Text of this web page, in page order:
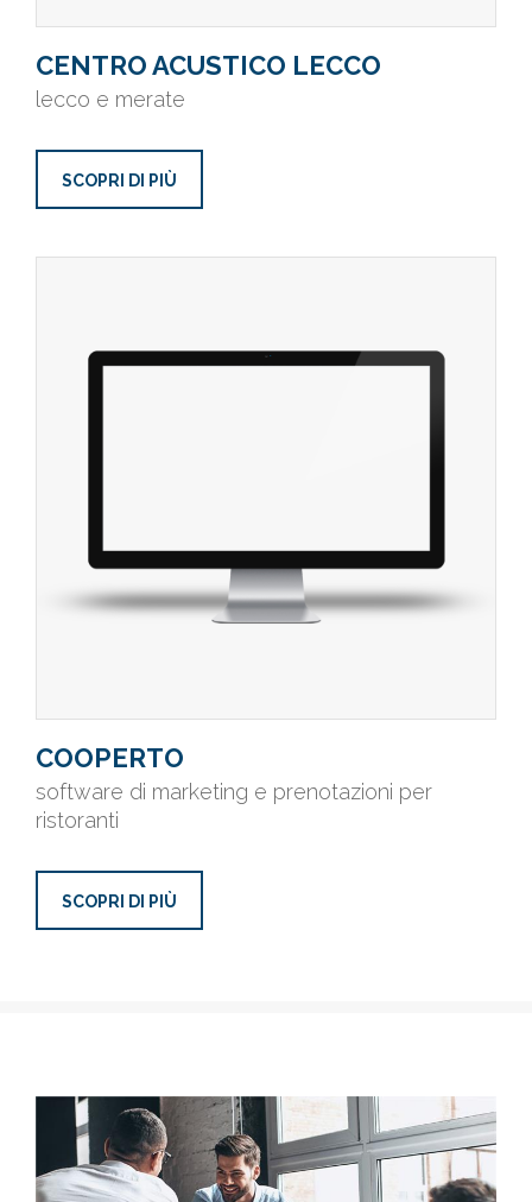
CENTRO ACUSTICO LECCO
lecco e merate
SCOPRI DI PIÙ
COOPERTO
software di marketing e prenotazioni per
ristoranti
SCOPRI DI PIÙ